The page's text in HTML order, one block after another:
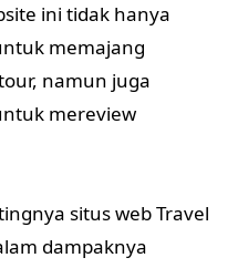
ini tidak hanya
memajang
namun juga
mereview
situs web Travel
dampaknya